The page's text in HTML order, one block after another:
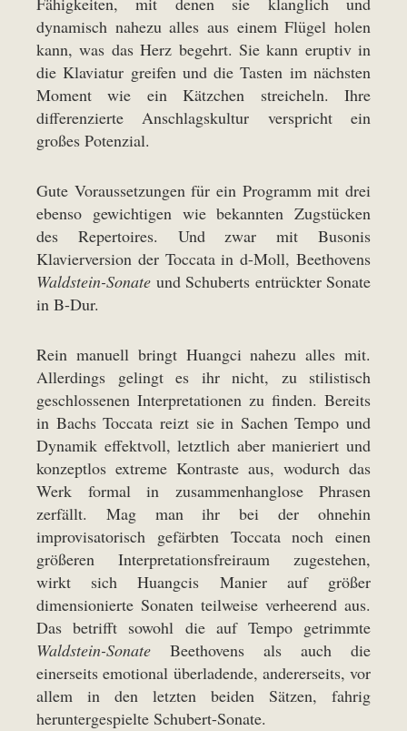
dynamisch nahezu alles aus einem Flügel holen
kann, was das Herz begehrt. Sie kann eruptiv in
die Klaviatur greifen und die Tasten im nächsten
Moment wie ein Kätzchen streicheln. Ihre
differenzierte Anschlagskultur verspricht ein
großes Potenzial.
Gute Voraussetzungen für ein Programm mit drei
ebenso gewichtigen wie bekannten Zugstücken
des Repertoires. Und zwar mit Busonis
Klavierversion der Toccata in d-Moll, Beethovens
Waldstein-Sonate und Schuberts entrückter Sonate
in B-Dur.
Rein manuell bringt Huangci nahezu alles mit.
Allerdings gelingt es ihr nicht, zu stilistisch
geschlossenen Interpretationen zu finden. Bereits
in Bachs Toccata reizt sie in Sachen Tempo und
Dynamik effektvoll, letztlich aber manieriert und
konzeptlos extreme Kontraste aus, wodurch das
Werk formal in zusammenhanglose Phrasen
zerfällt. Mag man ihr bei der ohnehin
improvisatorisch gefärbten Toccata noch einen
größeren Interpretationsfreiraum zugestehen,
wirkt sich Huangcis Manier auf größer
dimensionierte Sonaten teilweise verheerend aus.
Das betrifft sowohl die auf Tempo getrimmte
Waldstein-Sonate Beethovens als auch die
einerseits emotional überladende, andererseits, vor
allem in den letzten beiden Sätzen, fahrig
heruntergespielte Schubert-Sonate.